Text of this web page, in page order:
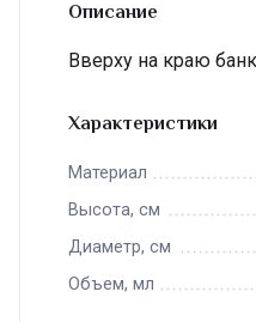
Описание
Вверху на краю
Характеристики
Материал
Высота, см
Диаметр, см
Объем, мл